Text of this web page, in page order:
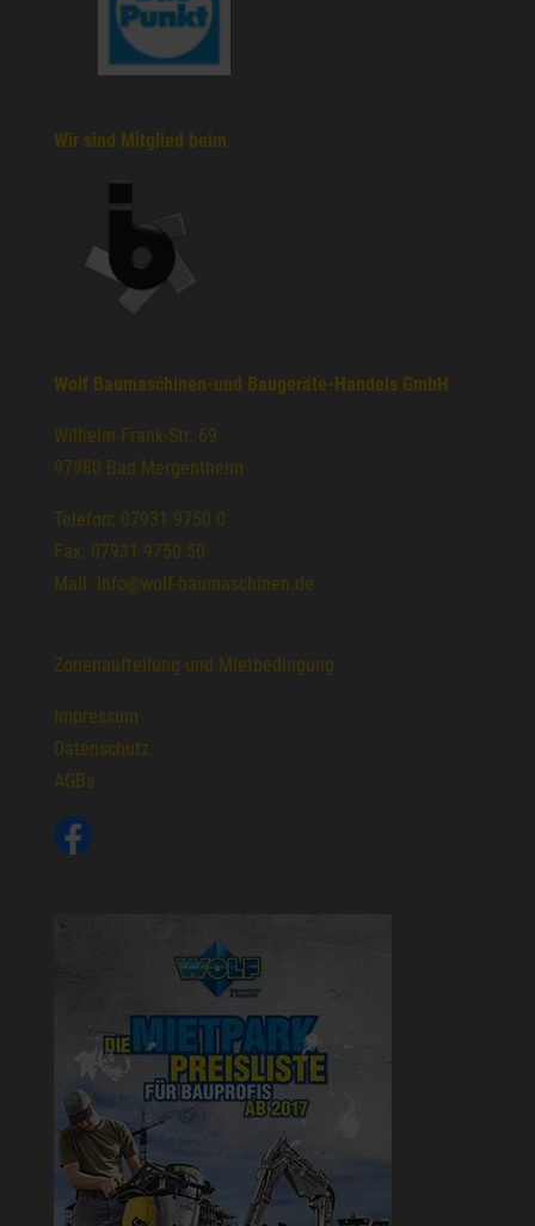
Wir sind Mitglied beim
Wolf Baumaschinen-und Baugeräte-Handels GmbH
Wilhelm-Frank-Str. 69
97980 Bad Mergentheim
Telefon: 07931 9750 0
Fax: 07931 9750 50
Mail: info@wolf-baumaschinen.de
Zonenaufteilung und Mietbedingung
Impressum
Datenschutz
AGBs